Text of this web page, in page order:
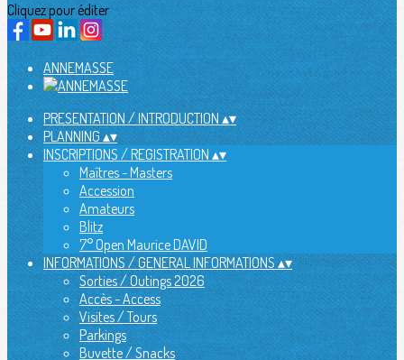
Cliquez pour éditer
ANNEMASSE
PRESENTATION / INTRODUCTION▴▾
PLANNING▴▾
INSCRIPTIONS / REGISTRATION ▴▾
Maîtres - Masters
Accession
Amateurs
Blitz
7° Open Maurice DAVID
INFORMATIONS / GENERAL INFORMATIONS▴▾
Sorties / Outings 2026
Accès - Access
Visites / Tours
Parkings
Buvette / Snacks